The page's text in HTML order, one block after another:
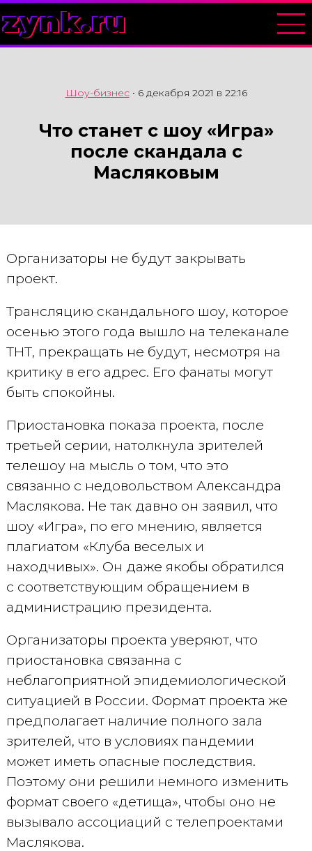
zynk.ru
Шоу-бизнес• 6 декабря 2021 в 22:16
Что станет с шоу «Игра»
после скандала с
Масляковым
Организаторы не будут закрывать
проект.
Трансляцию скандального шоу, которое
осенью этого года вышло на телеканале
ТНТ, прекращать не будут, несмотря на
критику в его адрес. Его фанаты могут
быть спокойны.
Приостановка показа проекта, после
третьей серии, натолкнула зрителей
телешоу на мысль о том, что это
связанно с недовольством Александра
Маслякова. Не так давно он заявил, что
шоу «Игра», по его мнению, является
плагиатом «Клуба веселых и
находчивых». Он даже якобы обратился
с соответствующим обращением в
администрацию президента.
Организаторы проекта уверяют, что
приостановка связанна с
неблагоприятной эпидемиологической
ситуацией в России. Формат проекта же
предполагает наличие полного зала
зрителей, что в условиях пандемии
может иметь опасные последствия.
Поэтому они решили немного изменить
формат своего «детища», чтобы оно не
вызывало ассоциаций с телепроектами
Маслякова.